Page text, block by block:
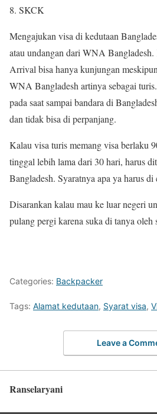
SKCK
Mengajukan visa di kedutaan
atau undangan dari WNA
Arrival bisa hanya kunjungan
WNA Bangladesh artinya sebagai
pada saat sampai bandara di
dan tidak bisa di perpanjang.
Kalau visa turis memang visa berlaku
tinggal lebih lama dari 30 hari, harus
Bangladesh. Syaratnya apa ya harus di
Disarankan kalau mau ke luar negeri
pulang pergi karena suka di tanya oleh
Categories: Backpacker
Tags: Alamat kedutaan, Syarat visa,
Leave a
Ranselaryani